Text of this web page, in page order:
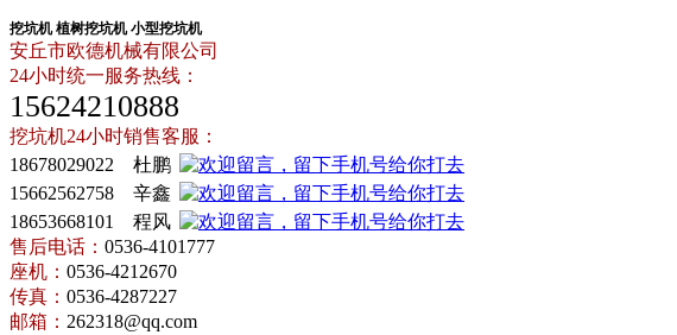
挖坑机植树挖坑机小型挖坑机
安丘市欧德机械有限公司
24小时统一服务热线：
15624210888
挖坑机24小时销售客服：
18678029022 杜鹏
15662562758 辛鑫
18653668101 程风
售后电话： 0536-4101777
座机： 0536-4212670
传真： 0536-4287227
邮箱： 262318@qq.com